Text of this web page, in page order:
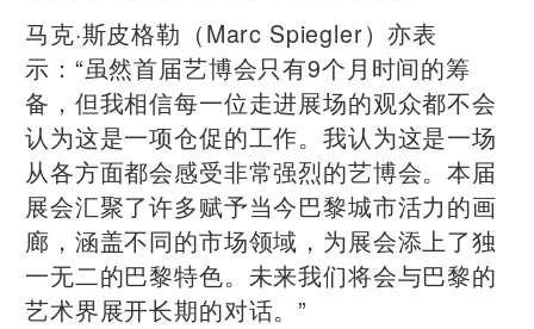
马克·斯皮格勒（Marc Spiegler）亦表
示：“虽然首届艺博会只有9个月时间的筹
备，但我相信每一位走进展场的观众都不会
认为这是一项仓促的工作。我认为这是一场
从各方面都会感受非常强烈的艺博会。本届
展会汇聚了许多赋予当今巴黎城市活力的画
廊，涵盖不同的市场领域，为展会添上了独
一无二的巴黎特色。未来我们将会与巴黎的
艺术界展开长期的对话。”